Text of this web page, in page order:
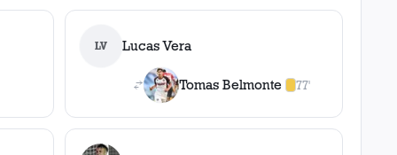
LV Lucas Vera
Tomas Belmonte 77'
1amarilla